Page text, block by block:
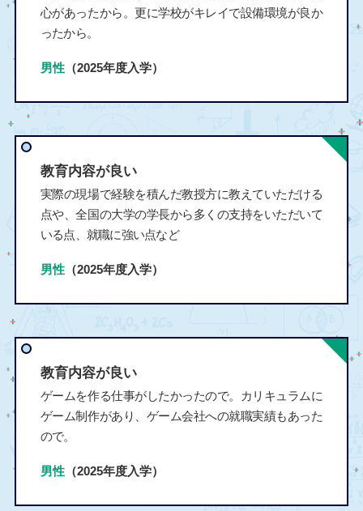
心があったから。更に学校がキレイで設備環境が良か
ったから。
男性（2025年度入学）
教育内容が良い
実際の現場で経験を積んだ教授方に教えていただける
点や、全国の大学の学長から多くの支持をいただいて
いる点、就職に強い点など
男性（2025年度入学）
教育内容が良い
ゲームを作る仕事がしたかったので。カリキュラムに
ゲーム制作があり、ゲーム会社への就職実績もあった
ので。
男性（2025年度入学）